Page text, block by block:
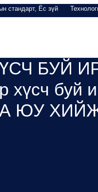
стандарт, Ёс зүй
БУЙ
хүсч буй
ЮУ